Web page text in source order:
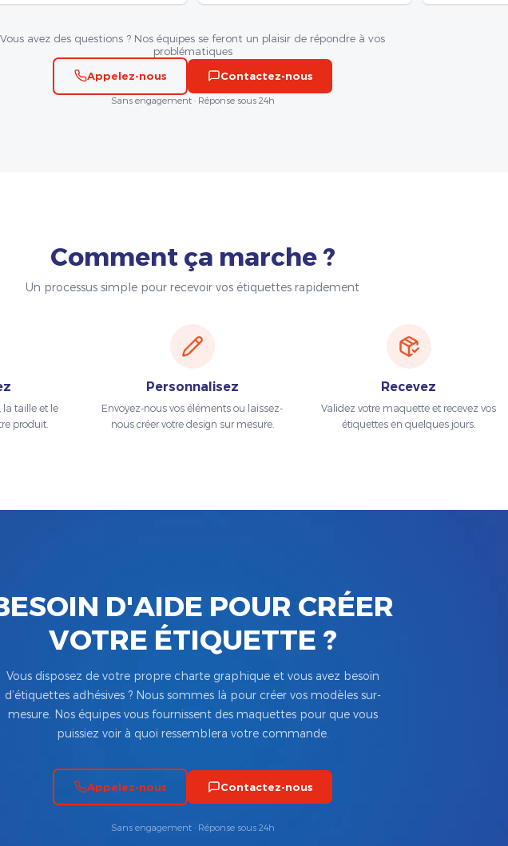
Vous avez des questions ? Nos équipes se feront un plaisir de répondre à vos
problématiques
Appelez-nous
Contactez-nous
Sans engagement · Réponse sous 24h
Comment ça marche ?
Un processus simple pour recevoir vos étiquettes rapidement
la taille et le
produit.
Personnalisez
Envoyez-nous vos éléments ou laissez-
nous créer votre design sur mesure.
Recevez
Validez votre maquette et recevez vos
étiquettes en quelques jours.
D'AIDE POUR CRÉER
VOTRE ÉTIQUETTE ?
Vous disposez de votre propre charte graphique et vous avez besoin
d’étiquettes adhésives ? Nous sommes là pour créer vos modèles sur-
mesure. Nos équipes vous fournissent des maquettes pour que vous
puissiez voir à quoi ressemblera votre commande.
Appelez-nous Contactez-nous
Sans engagement · Réponse sous 24h